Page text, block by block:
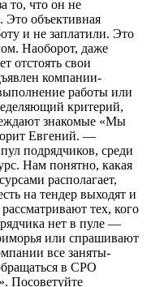
то, что он не
Это объективная
и не заплатили. Это
Наоборот, даже
отстоять свои
компании-
работы или
критерий,
знакомые «Мы
Евгений. —
подрядчиков, среди
Нам понятно, какая
располагает,
на тендер выходят и
тех, кого
нет в пуле —
или спрашивают
все заняты-
в СРО
Посоветуйте